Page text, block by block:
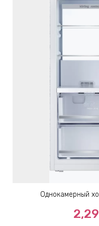
Однокамерный